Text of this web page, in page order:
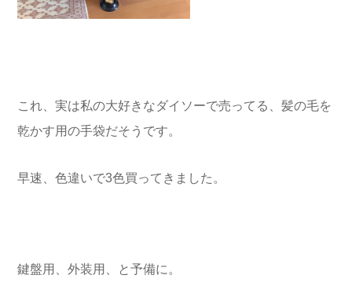
これ、実は私の大好きなダイソーで売ってる、髪の毛を
乾かす用の手袋だそうです。
早速、色違いで3色買ってきました。
鍵盤用、外装用、と予備に。